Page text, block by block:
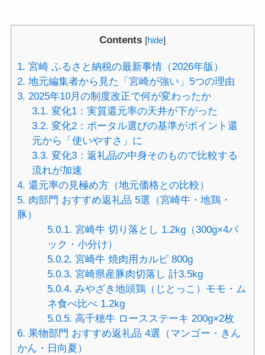
Contents [hide]
1. 宮崎 ふるさと納税の最新事情（2026年版）
2. 地元編集者から見た「宮崎が強い」5つの理由
3. 2025年10月の制度改正で何が変わったか
3.1. 変化1：実質還元率の天井が下がった
3.2. 変化2：ポータル選びの基準がポイント還
元から「使いやすさ」に
3.3. 変化3：返礼品の中身そのもので比較する
流れが加速
4. 還元率の見極め方（地元価格との比較）
5. 肉部門 おすすめ返礼品 5選（宮崎牛・地鶏・
豚）
5.0.1. 宮崎牛 切り落とし 1.2kg（300g×4パ
ック・小分け）
5.0.2. 宮崎牛 焼肉用カルビ 800g
5.0.3. 宮崎県産豚肉切落し 計3.5kg
5.0.4. みやざき地頭鶏（じとっこ）モモ・ム
ネ食べ比べ 1.2kg
5.0.5. 高千穂牛 ロースステーキ 200g×2枚
6. 果物部門 おすすめ返礼品 4選（マンゴー・きん
かん・日向夏）